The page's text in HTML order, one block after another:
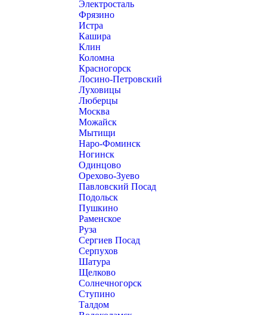
Электросталь
Фрязино
Истра
Кашира
Клин
Коломна
Красногорск
Лосино-Петровский
Луховицы
Люберцы
Москва
Можайск
Мытищи
Наро-Фоминск
Ногинск
Одинцово
Орехово-Зуево
Павловский Посад
Подольск
Пушкино
Раменское
Руза
Сергиев Посад
Серпухов
Шатура
Щелково
Солнечногорск
Ступино
Талдом